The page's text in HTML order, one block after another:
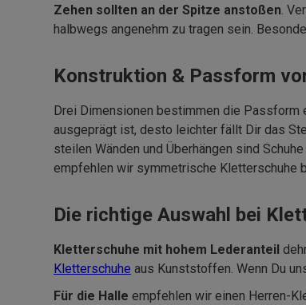
Zehen sollten an der Spitze anstoßen.
halbwegs angenehm zu tragen sein.
Konstruktion & Passform
Drei Dimensionen bestimmen die Passform
ausgeprägt ist, desto leichter fä llt Dir das
steilen Wänden und Überhängen sind
empfehlen wir symmetrische Kletterschuhe
Die richtige Auswahl bei
Kletterschuhe mit hohem Lederanteil
Kletterschuhe aus Kunststoffen. Wenn Du
Für die Halle empfehlen wir einen Herren-